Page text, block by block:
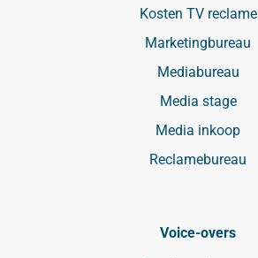
Kosten TV reclame
Marketingbureau
Mediabureau
Media stage
Media inkoop
Reclamebureau
Voice-overs